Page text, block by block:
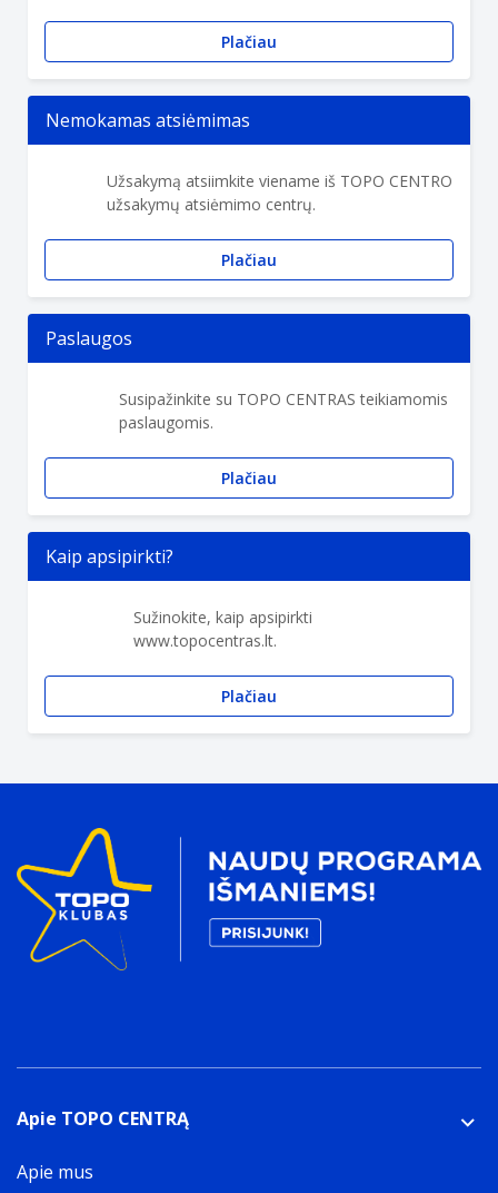
Plačiau
Nemokamas atsiėmimas
Užsakymą atsiimkite viename iš TOPO CENTRO
užsakymų atsiėmimo centrų.
Plačiau
Paslaugos
Susipažinkite su TOPO CENTRAS teikiamomis
paslaugomis.
Plačiau
Kaip apsipirkti?
Sužinokite, kaip apsipirkti
www.topocentras.lt.
Plačiau
Apie TOPO CENTRĄ
Apie mus